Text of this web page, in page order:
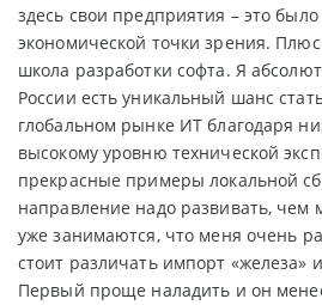
здесь свои предприятия – это
экономической точки зрения.
школа разработки софта. Я
России есть уникальный шанс
глобальном рынке ИТ благодаря
высокому уровню технической
прекрасные примеры локальной
направление надо развивать, чем
уже занимаются, что меня очень
стоит различать импорт «железа»
Первый проще наладить и он